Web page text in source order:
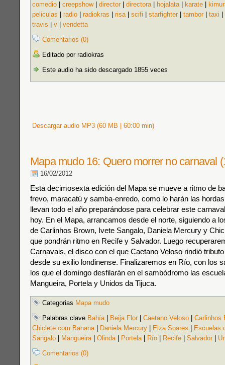
comedio
creepshow| director directora| hojalata| karate
peliculas
radio radiokras risa| scifi starfighter tambor taxi
travis
v
vendetta
Comentarios (0)
Editado por radiokras
Este audio ha sido descargado 1855 veces
Descargar audio MP3 (60 MB | 60:00 min)
Mapa mudo 16: Quero morrer no carnaval
16/02/2012
Esta decimosexta edición del Mapa se mueve a ritmo de
frevo, maracatú y samba-enredo, como lo harán las
llevan todo el año preparándose para celebrar este
hoy. En el Mapa, arrancamos desde el norte, siguiendo a
de Carlinhos Brown, Ivete Sangalo, Daniela Mercury y
que pondrán ritmo en Recife y Salvador. Luego
Carnavais, el disco con el que Caetano Veloso rindió
desde su exilio londinense. Finalizaremos en Río, con los
los que el domingo desfilarán en el sambódromo las
Mangueira, Portela y Unidos da Tijuca.
Categorias Mapa mudo
Palabras clave Bahía| Beija Flor Caetano Veloso
Carlinhos
Chiclete com Banana| Daniela Mercury Elza Soares
Escuelas
Sangalo
Mangueira| Olinda| Portela| Río Recife Salvador
Comentarios (0)